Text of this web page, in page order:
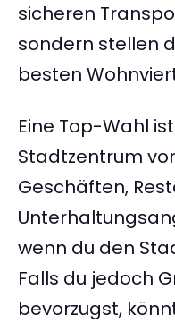
sicheren
sondern stellen
besten
Eine Top-Wahl
Stadtzentrum
Geschäften,
wenn du den
Falls du jedoch
bevorzugst,